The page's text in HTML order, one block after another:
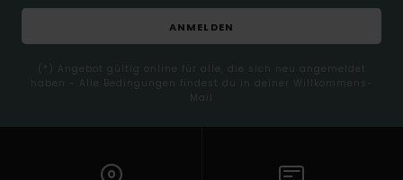
ANMELDEN
(*) Angebot gültig online für alle, die sich neu angemeldet
haben - Alle Bedingungen findest du in deiner Willkommens-
Mail